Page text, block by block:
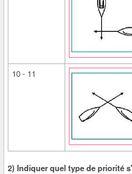
10 - 11
2) Indiquer quel type de priorité